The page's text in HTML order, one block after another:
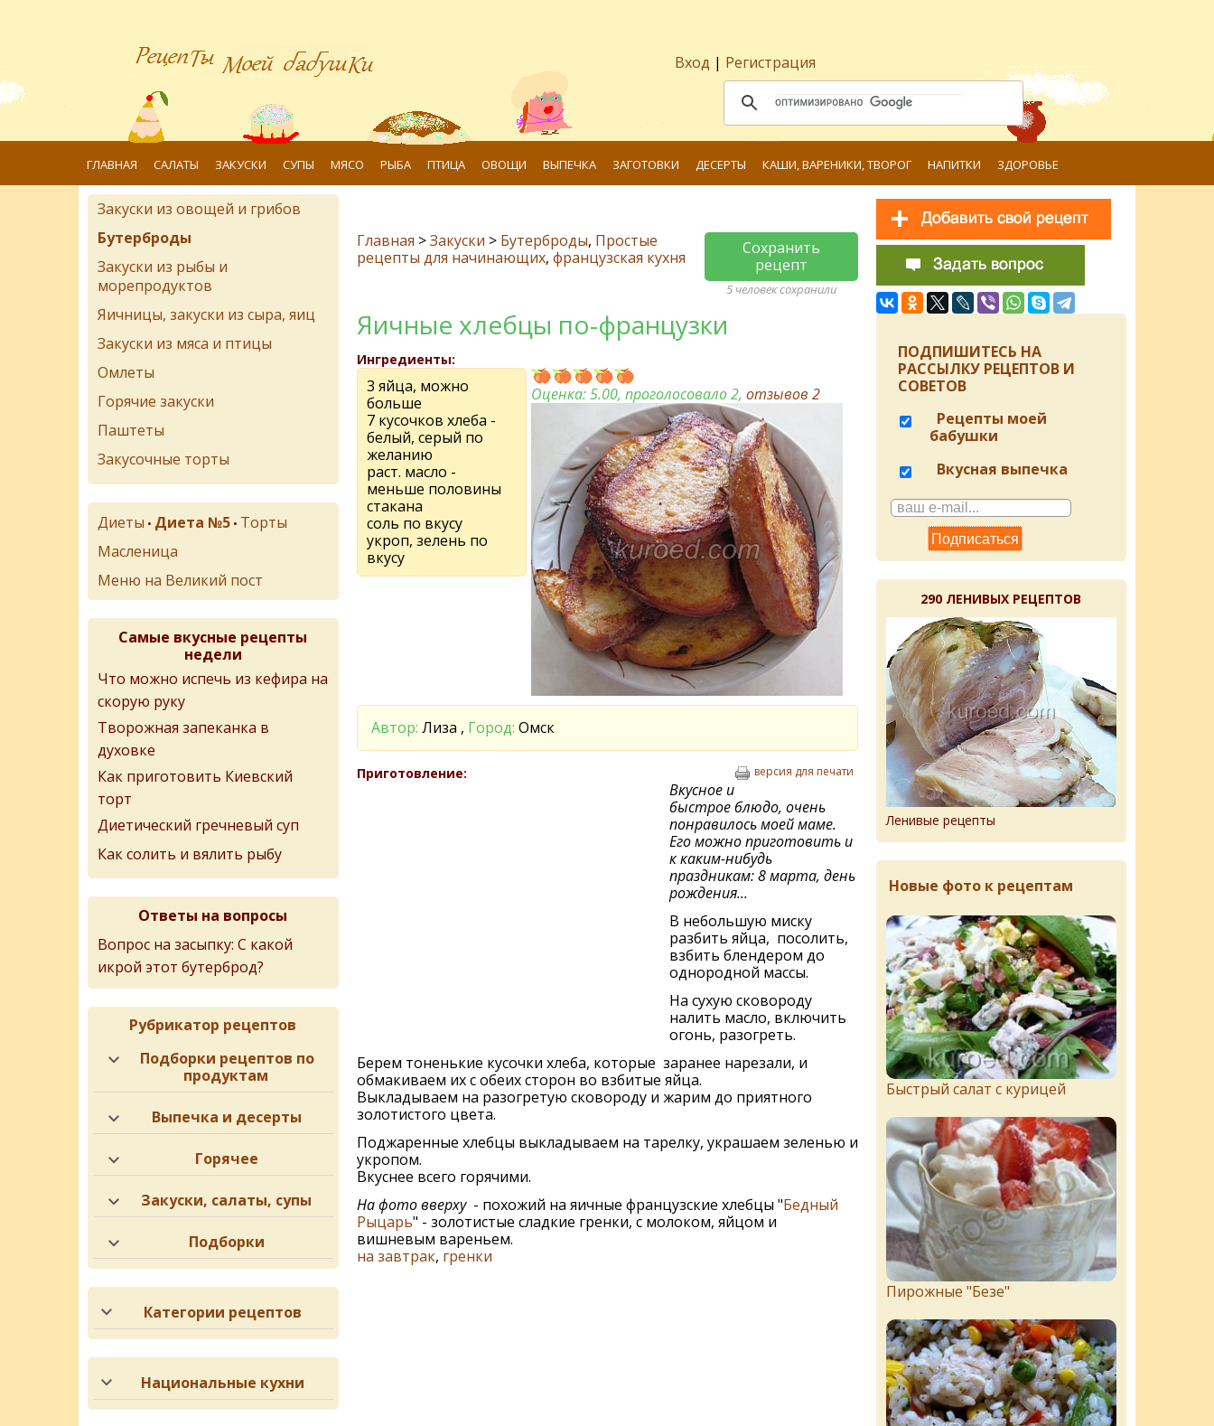
Вход | Регистрация
ГЛАВНАЯ САЛАТЫ ЗАКУСКИ СУПЫ МЯСО РЫБА ПТИЦА ОВОЩИ ВЫПЕЧКА ЗАГОТОВКИ ДЕСЕРТЫ КАШИ, ВАРЕНИКИ, ТВОРОГ НАПИТКИ ЗДОРОВЬЕ
Главная >Закуски > Бутерброды, Простые
рецепты для начинающих, французская кухня
Сохранить
рецепт
5 человек сохранили
Яичные хлебцы по-французки
Ингредиенты:
3 яйца, можно
больше
7 кусочков хлеба -
белый, серый по
желанию
раст. масло -
меньше половины
стакана
соль по вкусу
укроп, зелень по
вкусу
Оценка:5.00, проголосовало 2,отзывов2
Автор: Лиза , Город: Омск
Приготовление: версия для печати
Вкусное и
быстрое блюдо, очень
понравилось моей маме.
Его можно приготовить и
к каким-нибудь
праздникам: 8 марта, день
рождения...
В небольшую миску
разбить яйца, посолить,
взбить блендером до
однородной массы.
На сухую сковороду
налить масло, включить
огонь, разогреть.
Берем тоненькие кусочки хлеба, которые заранее нарезали, и
обмакиваем их с обеих сторон во взбитые яйца.
Выкладываем на разогретую сковороду и жарим до приятного
золотистого цвета.
Поджаренные хлебцы выкладываем на тарелку, украшаем зеленью и
укропом.
Вкуснее всего горячими.
На фото вверху- похожий на яичные французские хлебцы "Бедный
Рыцарь" - золотистые сладкие гренки, с молоком, яйцом и
вишневым вареньем.
на завтрак, гренки
Закуски из овощей и грибов
Бутерброды
Закуски из рыбы и
морепродуктов
Яичницы, закуски из сыра, яиц
Закуски из мяса и птицы
Омлеты
Горячие закуски
Паштеты
Закусочные торты
Диеты • Диета №5 • Торты
Масленица
Меню на Великий пост
Самые вкусные рецепты
недели
Что можно испечь из кефира на
скорую руку
Творожная запеканка в
духовке
Как приготовить Киевский
торт
Диетический гречневый суп
Как солить и вялить рыбу
Ответы на вопросы
Вопрос на засыпку: С какой
икрой этот бутерброд?
Рубрикатор рецептов
Подборки рецептов по
продуктам
Выпечка и десерты
Горячее
Закуски, салаты, супы
Подборки
Категории рецептов
Национальные кухни
ПОДПИШИТЕСЬ НА
РАССЫЛКУ РЕЦЕПТОВ И
СОВЕТОВ
Рецепты моей
бабушки
Вкусная выпечка
290 ЛЕНИВЫХ РЕЦЕПТОВ
Ленивые рецепты
Новые фото к рецептам
Быстрый салат с курицей
Пирожныe "Бeзe"